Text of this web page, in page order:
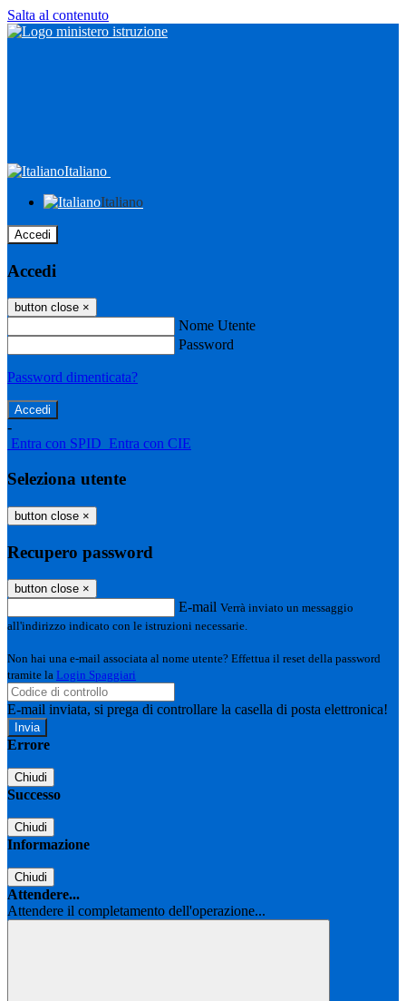
Salta al contenuto
Italiano
Italiano
Accedi
Accedi
button close ×
Nome Utente
Password
Password dimenticata?
-
Entra con SPID Entra con CIE
Seleziona utente
button close ×
Recupero password
button close ×
E-mail Verrà inviato un messaggio
all'indirizzo indicato con le istruzioni necessarie.
Non hai una e-mail associata al nome utente? Effettua il reset della password
tramite la Login Spaggiari
E-mail inviata, si prega di controllare la casella di posta elettronica!
Errore
Chiudi
Successo
Chiudi
Informazione
Chiudi
Attendere...
Attendere il completamento dell'operazione...